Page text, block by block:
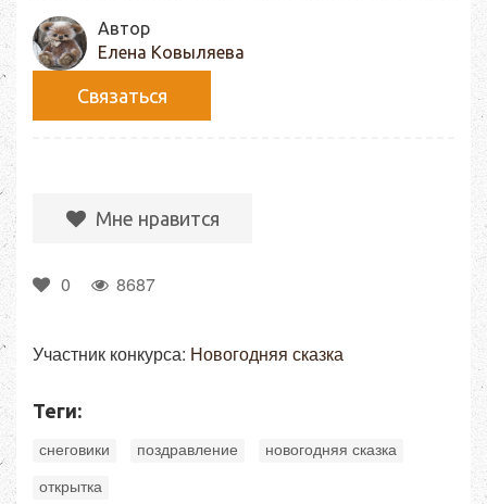
Автор
Елена Ковыляева
Связаться
Мне нравится
0 8687
Участник конкурса: Новогодняя сказка
Теги:
снеговики поздравление новогодняя сказка
открытка